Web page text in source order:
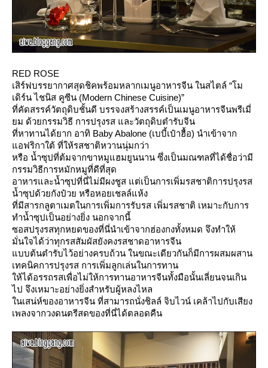
RED ROSE
เสิร์ฟบรรยากาศสุดชิคพร้อมหลากเมนูอาหารจีน ในสไตล์ “โม
เดิร์น ไชนิส คูซีน (Modern Chinese Cuisine)”
ที่คัดสรรค์วัตถุดิบชั้นดี บรรจงสร้างสรรค์เป็นเมนูอาหารจีนพรีเมี่
ม ด้วยกรรมวิธี การปรุงรส และวัตถุดิบตำรับจีน
ที่หาทานได้ยาก อาทิ Baby Abalone (เบบี้เป๋าฮื้อ) นำเข้าจาก
อฟริกาใต้ ที่ให้รสชาติหวานนุ่มกว่า
หรือ น้ำซุปที่ต้มจากขาหมูแฮมยูนนาน ซึ่งเป็นมณฑลที่ได้ชื่อว่ามี
กรรมวิธีการหมักหมูที่ดีที่สุด
อาหารและน้ำซุปที่นี่ไม่มีผงชูส แต่เป็นการเพิ่มรสชาติการปรุงรส
น้ำซุปด้วยกังป๋วย หรือหอยเชลล์แห้ง
ที่มีสารกลูตาเมตในการเพิ่มการรับรส เพิ่มรสชาติ เหมาะกับการ
ทำน้ำซุปเป็นอย่างยิ่ง นอกจากนี้
ซอสปรุงรสทุกหยดของที่นี่นำเข้าจากฮ่องกงทั้งหมด จึงทำให้
มั่นใจได้ว่าทุกรสสัมผัสยังคงรสชาดอาหารจีน
บบต้นตำรับไว้อย่างครบถ้วน ในขณะเดียวกันก็มีการผสมผสาน
เทคนิคการปรุงรส การเพิ่มลูกเล่นในการทาน
ห้ได้อรรถรสเพื่อไม่ให้การทานอาหารจีนทั้งมือนั้นเลี่ยนจนเกิน
ไป จึงเหมาะอย่างยิ่งสำหรับผู้หลงไหล
นเสน่ห์ของอาหารจีน ที่สามารถนั่งชิลล์ จิบไวน์ เคล้าไปกับเสียง
เพลงจากวงดนตรีสดของที่นี่ได้ตลอดคืน